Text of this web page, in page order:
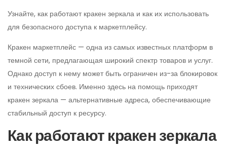
Узнайте, как работают кракен зеркала и как их использовать
для безопасного доступа к маркетплейсу.
Кракен маркетплейс — одна из самых известных платформ в
темной сети, предлагающая широкий спектр товаров и услуг.
Однако доступ к нему может быть ограничен из-за блокировок
и технических сбоев. Именно здесь на помощь приходят
кракен зеркала — альтернативные адреса, обеспечивающие
стабильный доступ к ресурсу.
Как работают кракен зеркала